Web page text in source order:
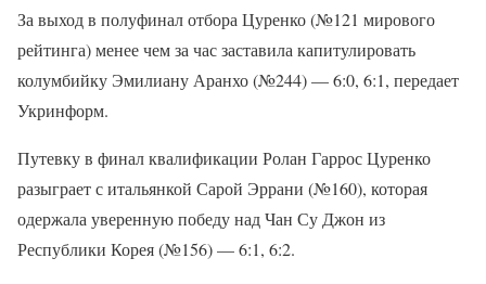
За выход в полуфинал отбора Цуренко (№121 мирового
рейтинга) менее чем за час заставила капитулировать
колумбийку Эмилиану Аранхо (№244) — 6:0, 6:1, передает
Укринформ.
Путевку в финал квалификации Ролан Гаррос Цуренко
разыграет с итальянкой Сарой Эррани (№160), которая
одержала уверенную победу над Чан Су Джон из
Республики Корея (№156) — 6:1, 6:2.